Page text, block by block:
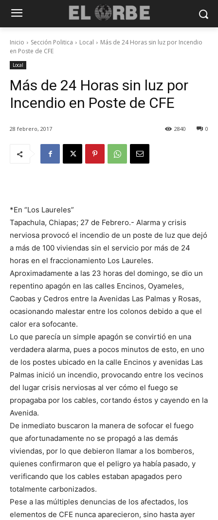
Inicio Sección Politica Local
Más de 24 Horas sin luz por Incendio
en Poste de CFE
Local
Más de 24 Horas sin luz por
Incendio en Poste de CFE
28 febrero, 2017 0
2840
*En “Los Laureles”
Tapachula, Chiapas; 27 de Febrero.- Alarma y crisis
nerviosa provocó el incendio de un poste de luz que dejó
a más de 100 viviendas sin el servicio por más de 24
horas en el fraccionamiento Los Laureles.
Aproximadamente a las 23 horas del domingo, se dio un
repentino apagón en las calles Encinos, Oyameles,
Caobas y Cedros entre la Avenidas Las Palmas y Rosas,
ocasionando malestar entre los colonos debido a que el
calor era sofocante.
Lo que parecía un simple apagón se convirtió en una
verdadera alarma, pues a pocos minutos de esto, en uno
de los postes ubicado en la calle Encinos y avenidas Las
Palmas inició un incendio, provocando entre los vecinos
del lugar crisis nerviosas al ver cómo el fuego se
propagaba por los cables, cortando éstos y cayendo en la
Avenida.
De inmediato buscaron la manera de sofocar el fuego
que afortunadamente no se propagó a las demás
viviendas, por lo que debieron llamar a los bomberos,
quienes confirmaron que el peligro ya había pasado, y
verificando que los cables estaban apagados pero
totalmente carbonizados.
Pese a las múltiples denuncias de los afectados, los
elementos de CFE nunca aparecieron, sino hasta ayer